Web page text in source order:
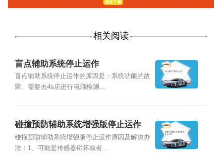
相关阅读
盲点辅助系统停止运作
盲点辅助系统停止运作的原因是：系统功能的故
障。需要去4s店进行电脑检测...
碰撞预防辅助系统增强版停止运作
碰撞预防辅助系统增强版停止运作原因及解决办
法：1、可能是传感器碰坏或者...